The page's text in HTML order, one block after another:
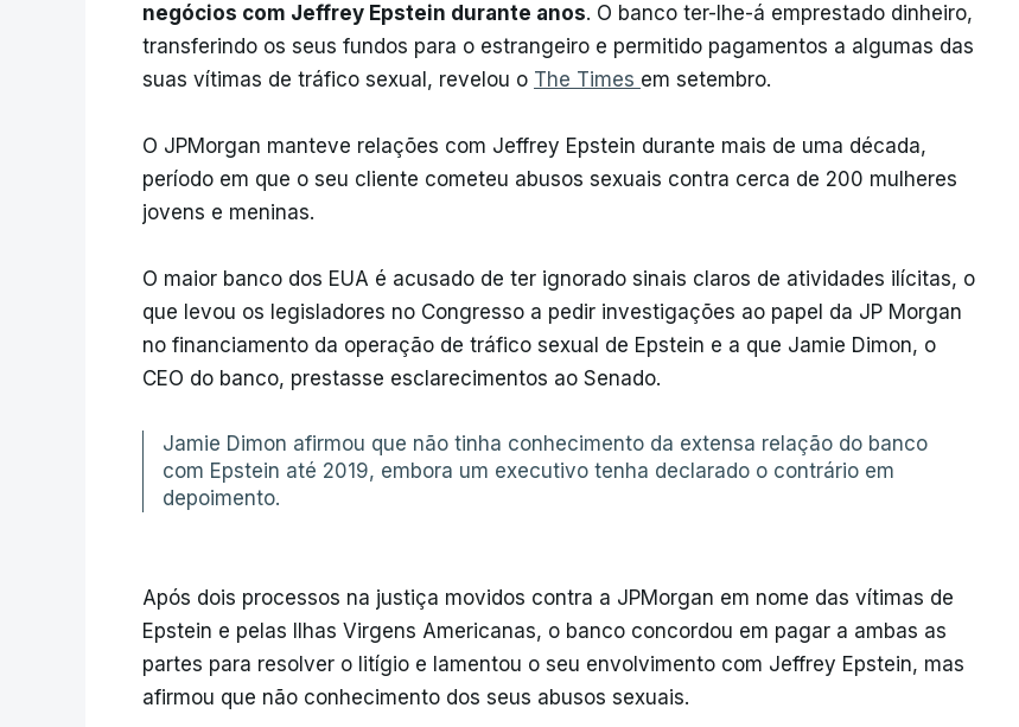
negócios com Jeffrey Epstein durante anos. O banco ter-lhe-á emprestado dinheiro,
transferindo os seus fundos para o estrangeiro e permitido pagamentos a algumas das
suas vítimas de tráfico sexual, revelou o The Times em setembro.
O JPMorgan manteve relações com Jeffrey Epstein durante mais de uma década,
período em que o seu cliente cometeu abusos sexuais contra cerca de 200 mulheres
jovens e meninas.
O maior banco dos EUA é acusado de ter ignorado sinais claros de atividades ilícitas, o
que levou os legisladores no Congresso a pedir investigações ao papel da JP Morgan
no financiamento da operação de tráfico sexual de Epstein e a que Jamie Dimon, o
CEO do banco, prestasse esclarecimentos ao Senado.
Jamie Dimon afirmou que não tinha conhecimento da extensa relação do banco
com Epstein até 2019, embora um executivo tenha declarado o contrário em
depoimento.
Após dois processos na justiça movidos contra a JPMorgan em nome das vítimas de
Epstein e pelas Ilhas Virgens Americanas, o banco concordou em pagar a ambas as
partes para resolver o litígio e lamentou o seu envolvimento com Jeffrey Epstein, mas
afirmou que não conhecimento dos seus abusos sexuais.